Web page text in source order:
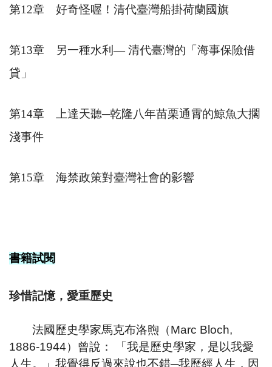
第12章 好奇怪喔！清代臺灣船掛荷蘭國旗
第13章 另一種水利―清代臺灣的「海事保險借
貸」
第14章 上達天聽─乾隆八年苗栗通霄的鯨魚大擱
淺事件
第15章 海禁政策對臺灣社會的影響
書籍試閱
珍惜記憶，愛重歷史
法國歷史學家馬克布洛煦（Marc Bloch,
1886-1944）曾說： 「我是歷史學家，是以我愛
人生。」我覺得反過來說也不錯─我歷經人生，因